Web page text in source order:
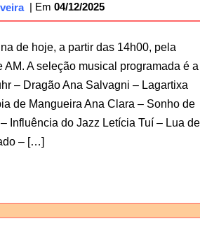
04/12/2025
de hoje, a partir das 14h00, pela
AM. A seleção musical programada é a
– Dragão Ana Salvagni – Lagartixa
de Mangueira Ana Clara – Sonho de
Influência do Jazz Letícia Tuí – Lua de
– […]